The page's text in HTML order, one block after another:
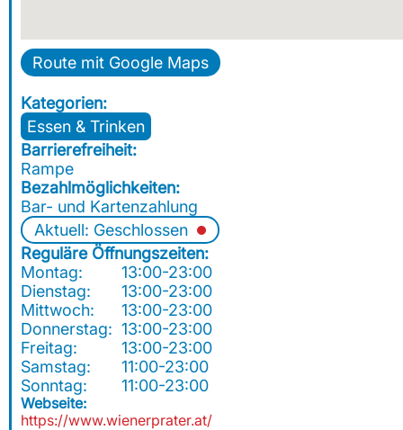
Route mit Google Maps
Kategorien:
Essen & Trinken
Barrierefreiheit:
Rampe
Bezahlmöglichkeiten:
Bar- und Kartenzahlung
Aktuell: Geschlossen
Reguläre Öffnungszeiten:
Montag:
13:00-23:00
Dienstag:
13:00-23:00
Mittwoch:
13:00-23:00
Donnerstag: 13:00-23:00
Freitag:
13:00-23:00
Samstag:
11:00-23:00
Sonntag:
11:00-23:00
Webseite:
https://www.wienerprater.at/